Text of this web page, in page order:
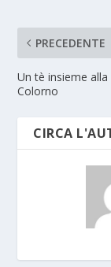
PRECEDENTE
Un tè insieme alla
Colorno
CIRCA